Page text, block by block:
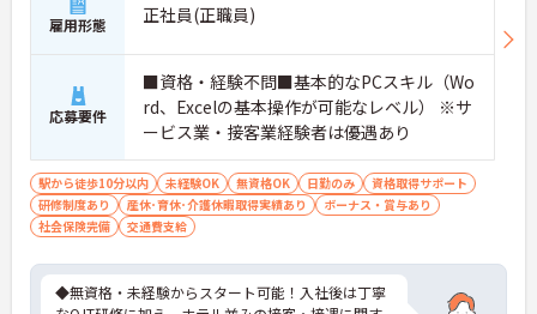
雇用形態 正社員(正職員)
応募要件
■資格・経験不問■基本的なPCスキル（Wo
rd、Excelの基本操作が可能なレベル） ※サ
ービス業・接客業経験者は優遇あり
駅から徒歩10分以内 未経験OK 無資格OK 日勤のみ
資格取得サポート
研修制度あり
産休･育休･介護休暇取得実績あり
ボーナス・賞与あり
社会保険完備
交通費支給
◆無資格・未経験からスタート可能！入社後は丁寧